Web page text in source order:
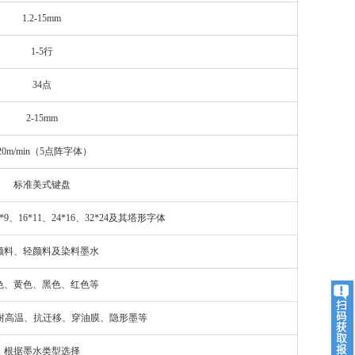
1.2-15mm
1-5行
34点
2-15mm
min（5点阵字体）
标准美式键盘
、 16*11、 24*16、 32*24及其塔形字体
料、轻颜料及染料墨水
、黄色、黑色、红色等
高温、抗迁移、穿油膜、隐形墨等
根据墨水类型选择